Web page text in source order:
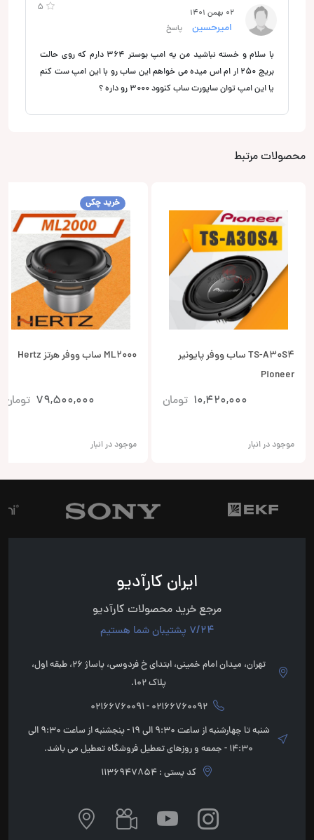
5 02 بهمن 1401
امیرحسین پاسخ
با سلام و خسته نباشید من یه امپ بوستر ۳۶۴ دارم که روی حالت
بریچ ۲۵۰ ار ام اس میده می خواهم این ساب رو با این امپ ست کنم
یا این امپ توان ساپورت ساب کنوود ۳۰۰۰ رو داره ؟
محصولات مرتبط
TS-A30S4 ساب ووفر پایونیر
Pioneer
10,420,000 تومان
موجود در انبار
خرید چکی
ML2000 ساب ووفر هرتز Hertz
79,500,000 تومان
موجود در انبار
ایران کارآدیو
مرجع خرید محصولات کارآدیو
7/24 پشتیبان شما هستیم
تهران، میدان امام خمینی، ابتدای خ فردوسی، پاساژ 26، طبقه اول،
پلاک 102.
02166760092 - 02166760091
شنبه تا چهارشنبه از ساعت 9:30 الی 19 - پنجشنبه از ساعت 9:30 الی
14:30 - جمعه و روزهای تعطیل فروشگاه تعطیل می باشد.
کد پستی : 1136947854